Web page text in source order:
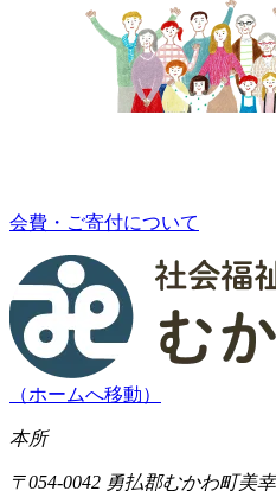
会費・ご寄付について
（ホームへ移動）
本所
〒054-0042 勇払郡むかわ町美